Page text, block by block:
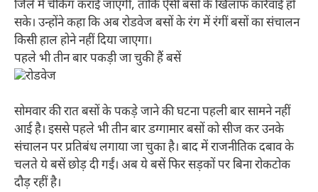
जिले में चेकिंग कराई जाएगी, ताकि ऐसी बसों के खिलाफ कार्रवाई हो
सके। उन्होंने कहा कि अब रोडवेज बसों के रंग में रंगीं बसों का संचालन
किसी हाल होने नहीं दिया जाएगा।
पहले भी तीन बार पकड़ी जा चुकी हैं बसें
सोमवार की रात बसों के पकड़े जाने की घटना पहली बार सामने नहीं
आई है। इससे पहले भी तीन बार डग्गामार बसों को सीज कर उनके
संचालन पर प्रतिबंध लगाया जा चुका है। बाद में राजनीतिक दबाव के
चलते ये बसें छोड़ दी गईं। अब ये बसें फिर सड़कों पर बिना रोकटोक
दौड़ रहीं है।